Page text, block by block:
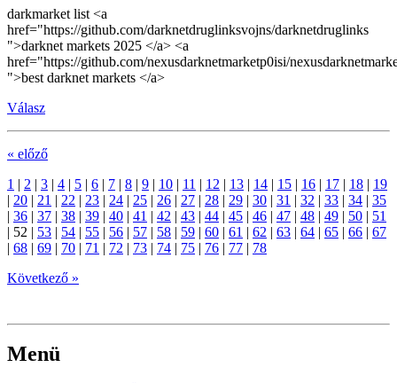
darkmarket list <a
href="https://github.com/darknetdruglinksvojns/darknetdruglinks
">darknet markets 2025 </a> <a
href="https://github.com/nexusdarknetmarketp0isi/
">best darknet markets </a>
Válasz
« előző
1 | 2 | 3 | 4 | 5 | 6 | 7 | 8 | 9 | 10 | 11 | 12 | 13 | 14 | 15 | 16 | 17 | 18 | 19
| 20 | 21 | 22 | 23 | 24 | 25 | 26 | 27 | 28 | 29 | 30 | 31 | 32 | 33 | 34 | 35
| 36 | 37 | 38 | 39 | 40 | 41 | 42 | 43 | 44 | 45 | 46 | 47 | 48 | 49 | 50 | 51
| 52 | 53 | 54 | 55 | 56 | 57 | 58 | 59 | 60 | 61 | 62 | 63 | 64 | 65 | 66 | 67
| 68 | 69 | 70 | 71 | 72 | 73 | 74 | 75 | 76 | 77 | 78
Következő »
Menü